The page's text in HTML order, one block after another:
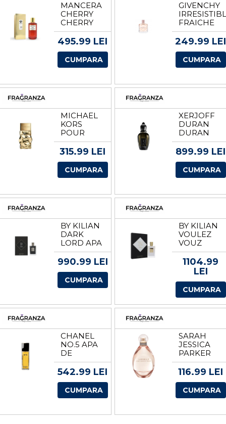
MANCERA
CHERRY
CHERRY
APA DE
PARFUM
EDP
VOLUM
495.99 LEI
CUMPARA
GIVENCHY
FRAICHE
APA DE
TOALETA
FEMEI
TESTER
VOLUM 80
ML
249.99 LEI
CUMPARA
MICHAEL
KORS
POUR
FEMME
APA DE
PENTRU
FEMEI
VOLUM
100 ML
315.99 LEI
CUMPARA
XERJOFF
DURAN
DURAN
BLACK
PARFUM
UNISEX
EDP
VOLUM 50
899.99 LEI
CUMPARA
BY KILIAN
DARK
LORD APA
DE
PARFUM
BARBATI
EDP
ML
990.99 LEI
CUMPARA
BY KILIAN
VOULEZ
VOUZ
COUCHER
AVEC MOI
APA DE
PARFUM
PENTRU
FEMEI
EDP
VOLUM 50
1104.99
LEI
CUMPARA
CHANEL
NO.5 APA
DE
TOALETA
PENTRU
TESTER
EDT
100 ML
542.99 LEI
CUMPARA
SARAH
JESSICA
PARKER
LOVELY
PARFUM
FEMEI
TESTER
VOLUM
116.99 LEI
CUMPARA